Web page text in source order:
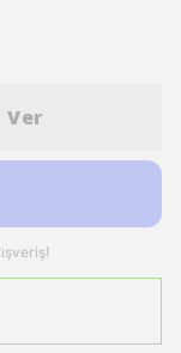
Ver